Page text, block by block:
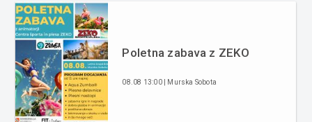
Poletna zabava z ZEKO
08.08 13:00 | Murska Sobota